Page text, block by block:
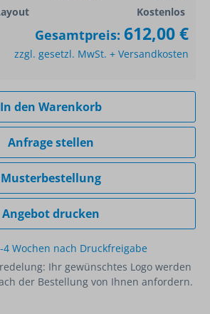
Kostenlos
Gesamtpreis: 612,00 €
zzgl. gesetzl. MwSt. + Versandkosten
In den Warenkorb
Anfrage stellen
Musterbestellung
Angebot drucken
Wochen nach Druckfreigabe
Ihr gewünschtes Logo werden
der Bestellung von Ihnen anfordern.